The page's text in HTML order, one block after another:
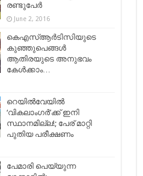
രണ്ടുപേർ
June 2, 2016
കെഎസ്ആർടിസിയുടെ
കുഞ്ഞുപെങ്ങൾ
ആതിരയുടെ അനുഭവം
കേൾക്കാം…
റെയില്‍വേയില്‍
‘വികലാംഗര്‍’ക്ക് ഇനി
സ്ഥാനമില്ല!; പേര് മാറ്റി
പുതിയ പരീക്ഷണം
പേമാരി പെയ്യുന്ന